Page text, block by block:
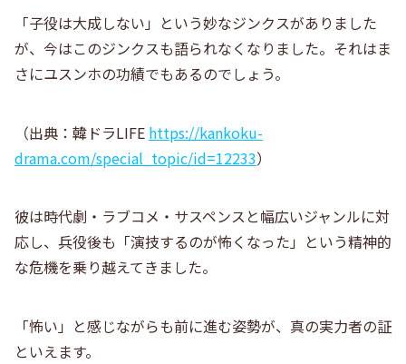
「子役は大成しない」という妙なジンクスがありました
が、今はこのジンクスも語られなくなりました。それはま
さにユスンホの功績でもあるのでしょう。
（出典：韓ドラLIFE https://kankoku-
drama.com/special_topic/id=12233）
彼は時代劇・ラブコメ・サスペンスと幅広いジャンルに対
応し、兵役後も「演技するのが怖くなった」という精神的
な危機を乗り越えてきました。
「怖い」と感じながらも前に進む姿勢が、真の実力者の証
といえます。